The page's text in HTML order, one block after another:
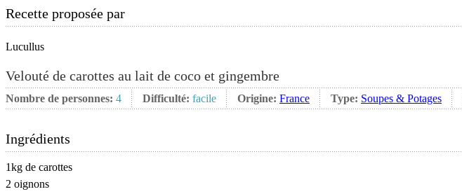
Recette proposée par
Lucullus
Velouté de carottes au lait de coco et gingembre
Nombre de personnes: 4 Difficulté: facile Origine: France Type: Soupes & Potages
Ingrédients
1kg de carottes
2 oignons